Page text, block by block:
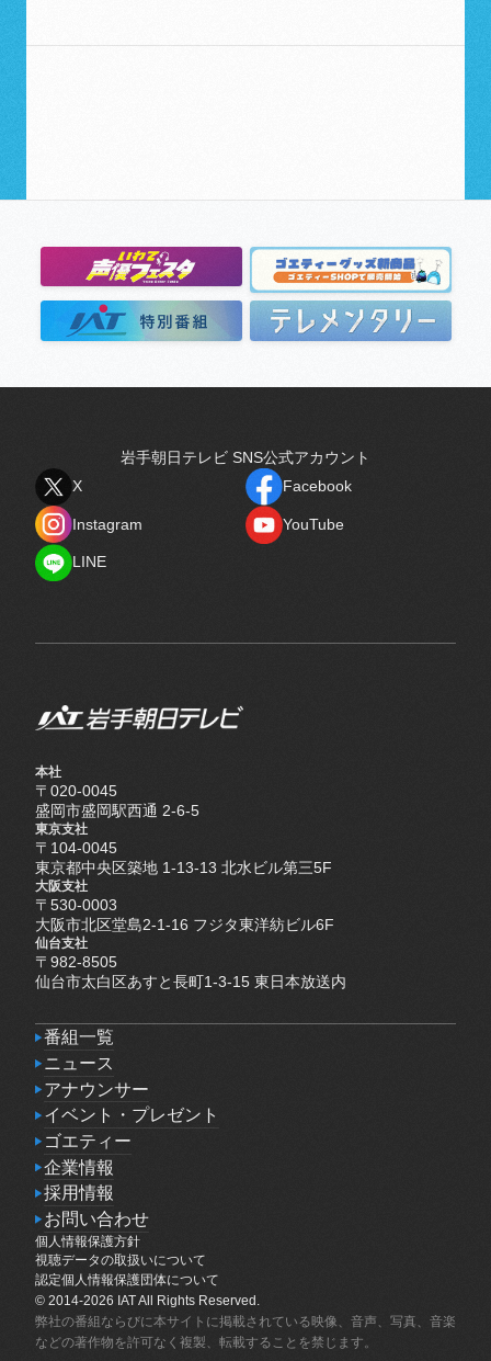
岩手朝日テレビ SNS公式アカウント
X
Facebook
Instagram
YouTube
LINE
本社
〒020-0045
盛岡市盛岡駅西通 2-6-5
東京支社
〒104-0045
東京都中央区築地 1-13-13 北水ビル第三5F
大阪支社
〒530-0003
大阪市北区堂島2-1-16 フジタ東洋紡ビル6F
仙台支社
〒982-8505
仙台市太白区あすと長町1-3-15 東日本放送内
番組一覧
番組一覧
ニュース
ニュース
アナウンサー
アナウンサー
イベント・プレゼント
イベント・プレゼント
ゴエティー
ゴエティー
企業情報
企業情報
採用情報
採用情報
お問い合わせ
お問い合わせ
個人情報保護方針
個人情報保護方針
視聴データの取扱いについて
視聴データの取扱いについて
認定個人情報保護団体について
認定個人情報保護団体について
© 2014-2026 IAT All Rights Reserved.
弊社の番組ならびに本サイトに掲載されている映像、音声、写真、音楽
などの著作物を許可なく複製、転載することを禁じます。